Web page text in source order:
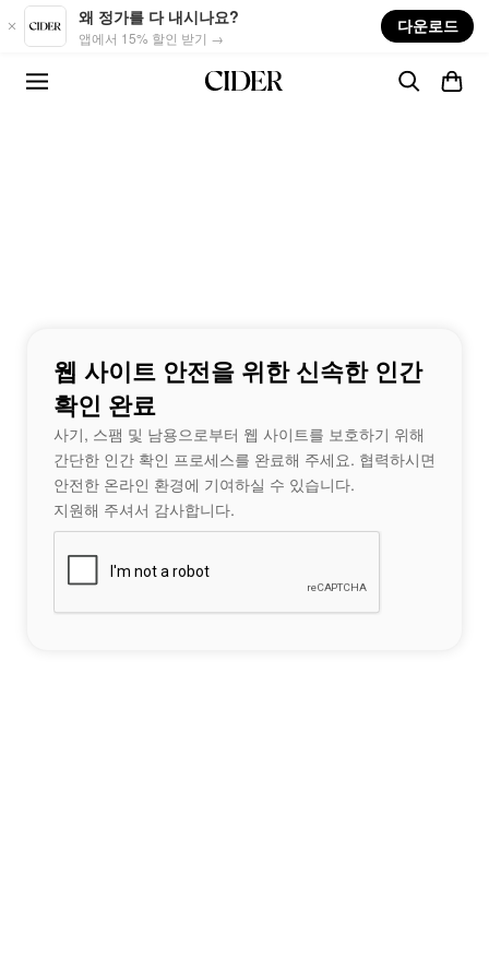
Skip to main content
왜 정가를 다 내시나요?
앱에서 15% 할인 받기 →
다운로드
웹 사이트 안전을 위한 신속한 인간
확인 완료
사기, 스팸 및 남용으로부터 웹 사이트를 보호하기 위해
간단한 인간 확인 프로세스를 완료해 주세요. 협력하시면
안전한 온라인 환경에 기여하실 수 있습니다.
지원해 주셔서 감사합니다.